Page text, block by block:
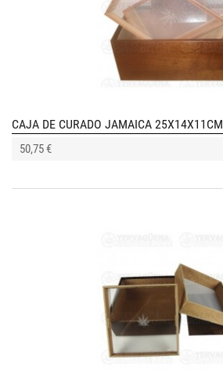
CAJA DE CURADO JAMAICA 25X14X11CM
50,75 €